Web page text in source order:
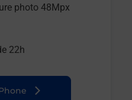
photo 48Mpx
22h